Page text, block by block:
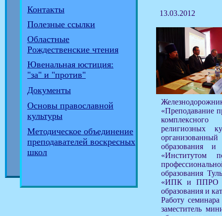
Контакты
Полезные ссылки
Областные
Рождественские чтения
Ювенальная юстиция:
"за" и "против"
Документы
Основы православной
культуры
Методическое объединение
преподавателей воскресных
школ
13.03.2012
«Преподавание
религиозных
образования и
«Институтом
образования
«ИПК и ППРО
образования и
Работу
заместитель